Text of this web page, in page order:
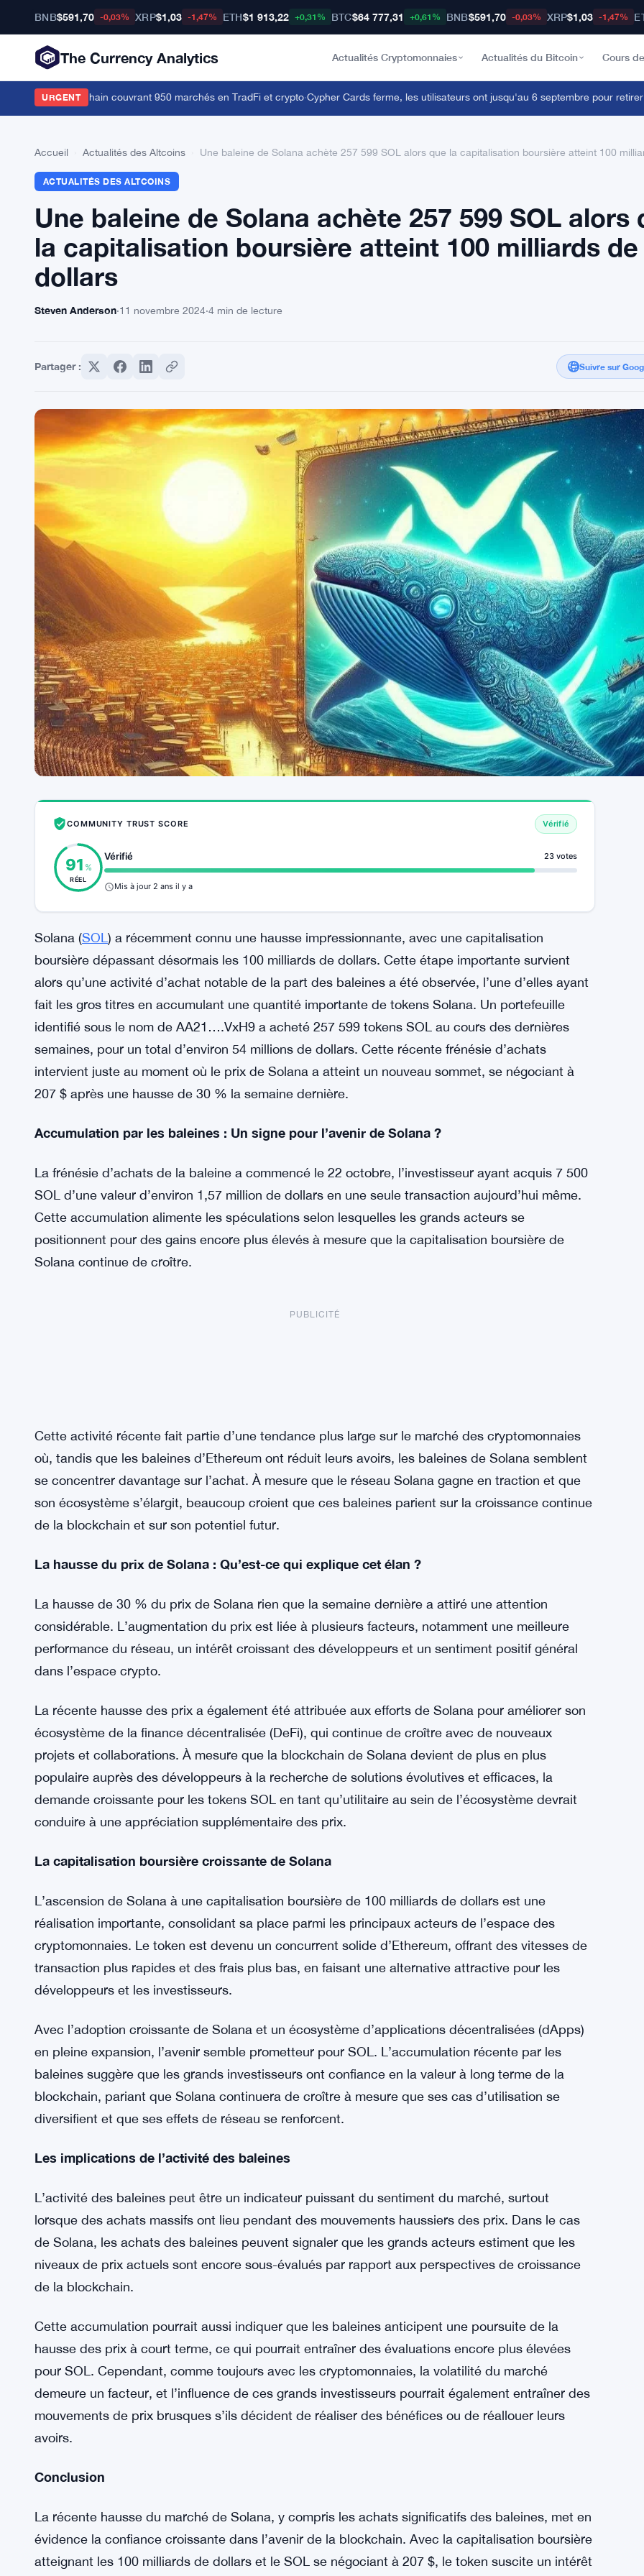
BNB$591,70 -0,03% XRP$1,03 -1,47% ETH$1 913,22 +0,31% BTC$64 777,31 +0,61% BNB$591,70 -0,03% XRP$1,03 -1,47%
The Currency Analytics Actualités Cryptomonnaies Actualités du Bitcoin Cours
URGENT
dérivés on-chain couvrant 950 marchés en TradFi et crypto·Cypher Cards ferme, les utilisateurs ont jusqu'au 6 septembre pour retirer
Accueil Actualités des Altcoins Une baleine de Solana achète 257 599 SOL alors que la capitalisation boursière atteint 100
ACTUALITÉS DES ALTCOINS
Une baleine de Solana achète 257 599 SOL alors
la capitalisation boursière atteint 100 milliards de
dollars
Steven Anderson·11 novembre 2024·4 min de lecture
Partager : Suivre sur
COMMUNITY TRUST SCORE Vérifié
91 %
RÉEL
Vérifié 23 votes
Mis à jour 2 ans il y a
Solana (SOL ) a récemment connu une hausse impressionnante, avec une capitalisation
boursière dépassant désormais les 100 milliards de dollars. Cette étape importante survient
alors qu’une activité d’achat notable de la part des baleines a été observée, l’une d’elles ayant
fait les gros titres en accumulant une quantité importante de tokens Solana. Un portefeuille
identifié sous le nom de AA21….VxH9 a acheté 257 599 tokens SOL au cours des dernières
semaines, pour un total d’environ 54 millions de dollars. Cette récente frénésie d’achats
intervient juste au moment où le prix de Solana a atteint un nouveau sommet, se négociant à
207 $ après une hausse de 30 % la semaine dernière.
Accumulation par les baleines : Un signe pour l’avenir de Solana ?
La frénésie d’achats de la baleine a commencé le 22 octobre, l’investisseur ayant acquis 7 500
SOL d’une valeur d’environ 1,57 million de dollars en une seule transaction aujourd’hui même.
Cette accumulation alimente les spéculations selon lesquelles les grands acteurs se
positionnent pour des gains encore plus élevés à mesure que la capitalisation boursière de
Solana continue de croître.
PUBLICITÉ
où, tandis que les baleines d’Ethereum ont réduit leurs avoirs, les baleines de Solana semblent
se concentrer davantage sur l’achat. À mesure que le réseau Solana gagne en traction et que
son écosystème s’élargit, beaucoup croient que ces baleines parient sur la croissance continue
de la blockchain et sur son potentiel futur.
La hausse du prix de Solana : Qu’est-ce qui explique cet élan ?
La hausse de 30 % du prix de Solana rien que la semaine dernière a attiré une attention
considérable. L’augmentation du prix est liée à plusieurs facteurs, notamment une meilleure
performance du réseau, un intérêt croissant des développeurs et un sentiment positif général
dans l’espace crypto.
La récente hausse des prix a également été attribuée aux efforts de Solana pour améliorer son
projets et collaborations. À mesure que la blockchain de Solana devient de plus en plus
populaire auprès des développeurs à la recherche de solutions évolutives et efficaces, la
demande croissante pour les tokens SOL en tant qu’utilitaire au sein de l’écosystème devrait
conduire à une appréciation supplémentaire des prix.
L’ascension de Solana à une capitalisation boursière de 100 milliards de dollars est une
réalisation importante, consolidant sa place parmi les principaux acteurs de l’espace des
cryptomonnaies. Le token est devenu un concurrent solide d’Ethereum, offrant des vitesses de
transaction plus rapides et des frais plus bas, en faisant une alternative attractive pour les
en pleine expansion, l’avenir semble prometteur pour SOL. L’accumulation récente par les
baleines suggère que les grands investisseurs ont confiance en la valeur à long terme de la
blockchain, pariant que Solana continuera de croître à mesure que ses cas d’utilisation se
diversifient et que ses effets de réseau se renforcent.
L’activité des baleines peut être un indicateur puissant du sentiment du marché, surtout
lorsque des achats massifs ont lieu pendant des mouvements haussiers des prix. Dans le cas
de Solana, les achats des baleines peuvent signaler que les grands acteurs estiment que les
niveaux de prix actuels sont encore sous-évalués par rapport aux perspectives de croissance
de la blockchain.
Cette accumulation pourrait aussi indiquer que les baleines anticipent une poursuite de la
pour SOL. Cependant, comme toujours avec les cryptomonnaies, la volatilité du marché
demeure un facteur, et l’influence de ces grands investisseurs pourrait également entraîner des
mouvements de prix brusques s’ils décident de réaliser des bénéfices ou de réallouer leurs